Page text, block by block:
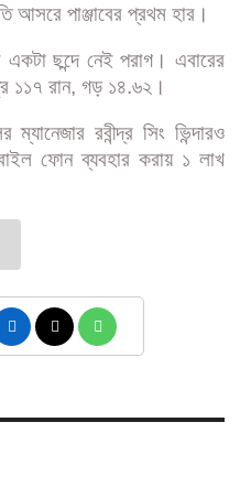
আসরে পাঞ্জাবের প্রথম হার।
ছন্দে নেই পরাগ। এবারের
১১৭ রান, গড় ১৪.৬২।
রবীন্দ্র সিং ভিন্দারও
ফোন ব্যবহার করায় ১ লাখ